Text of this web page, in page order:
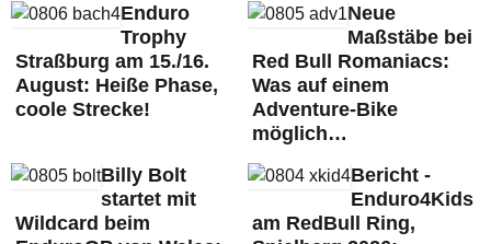
Enduro
Trophy
Straßburg am 15./16.
August: Heiße Phase,
coole Strecke!
Neue
Maßstäbe bei
Red Bull Romaniacs:
Was auf einem
Adventure-Bike
möglich…
Billy Bolt
startet mit
Wildcard beim
Bericht -
Enduro4Kids
am RedBull Ring,